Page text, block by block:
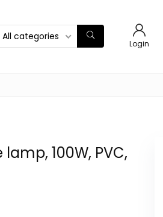
All categories
Login
lamp, 100W, PVC,